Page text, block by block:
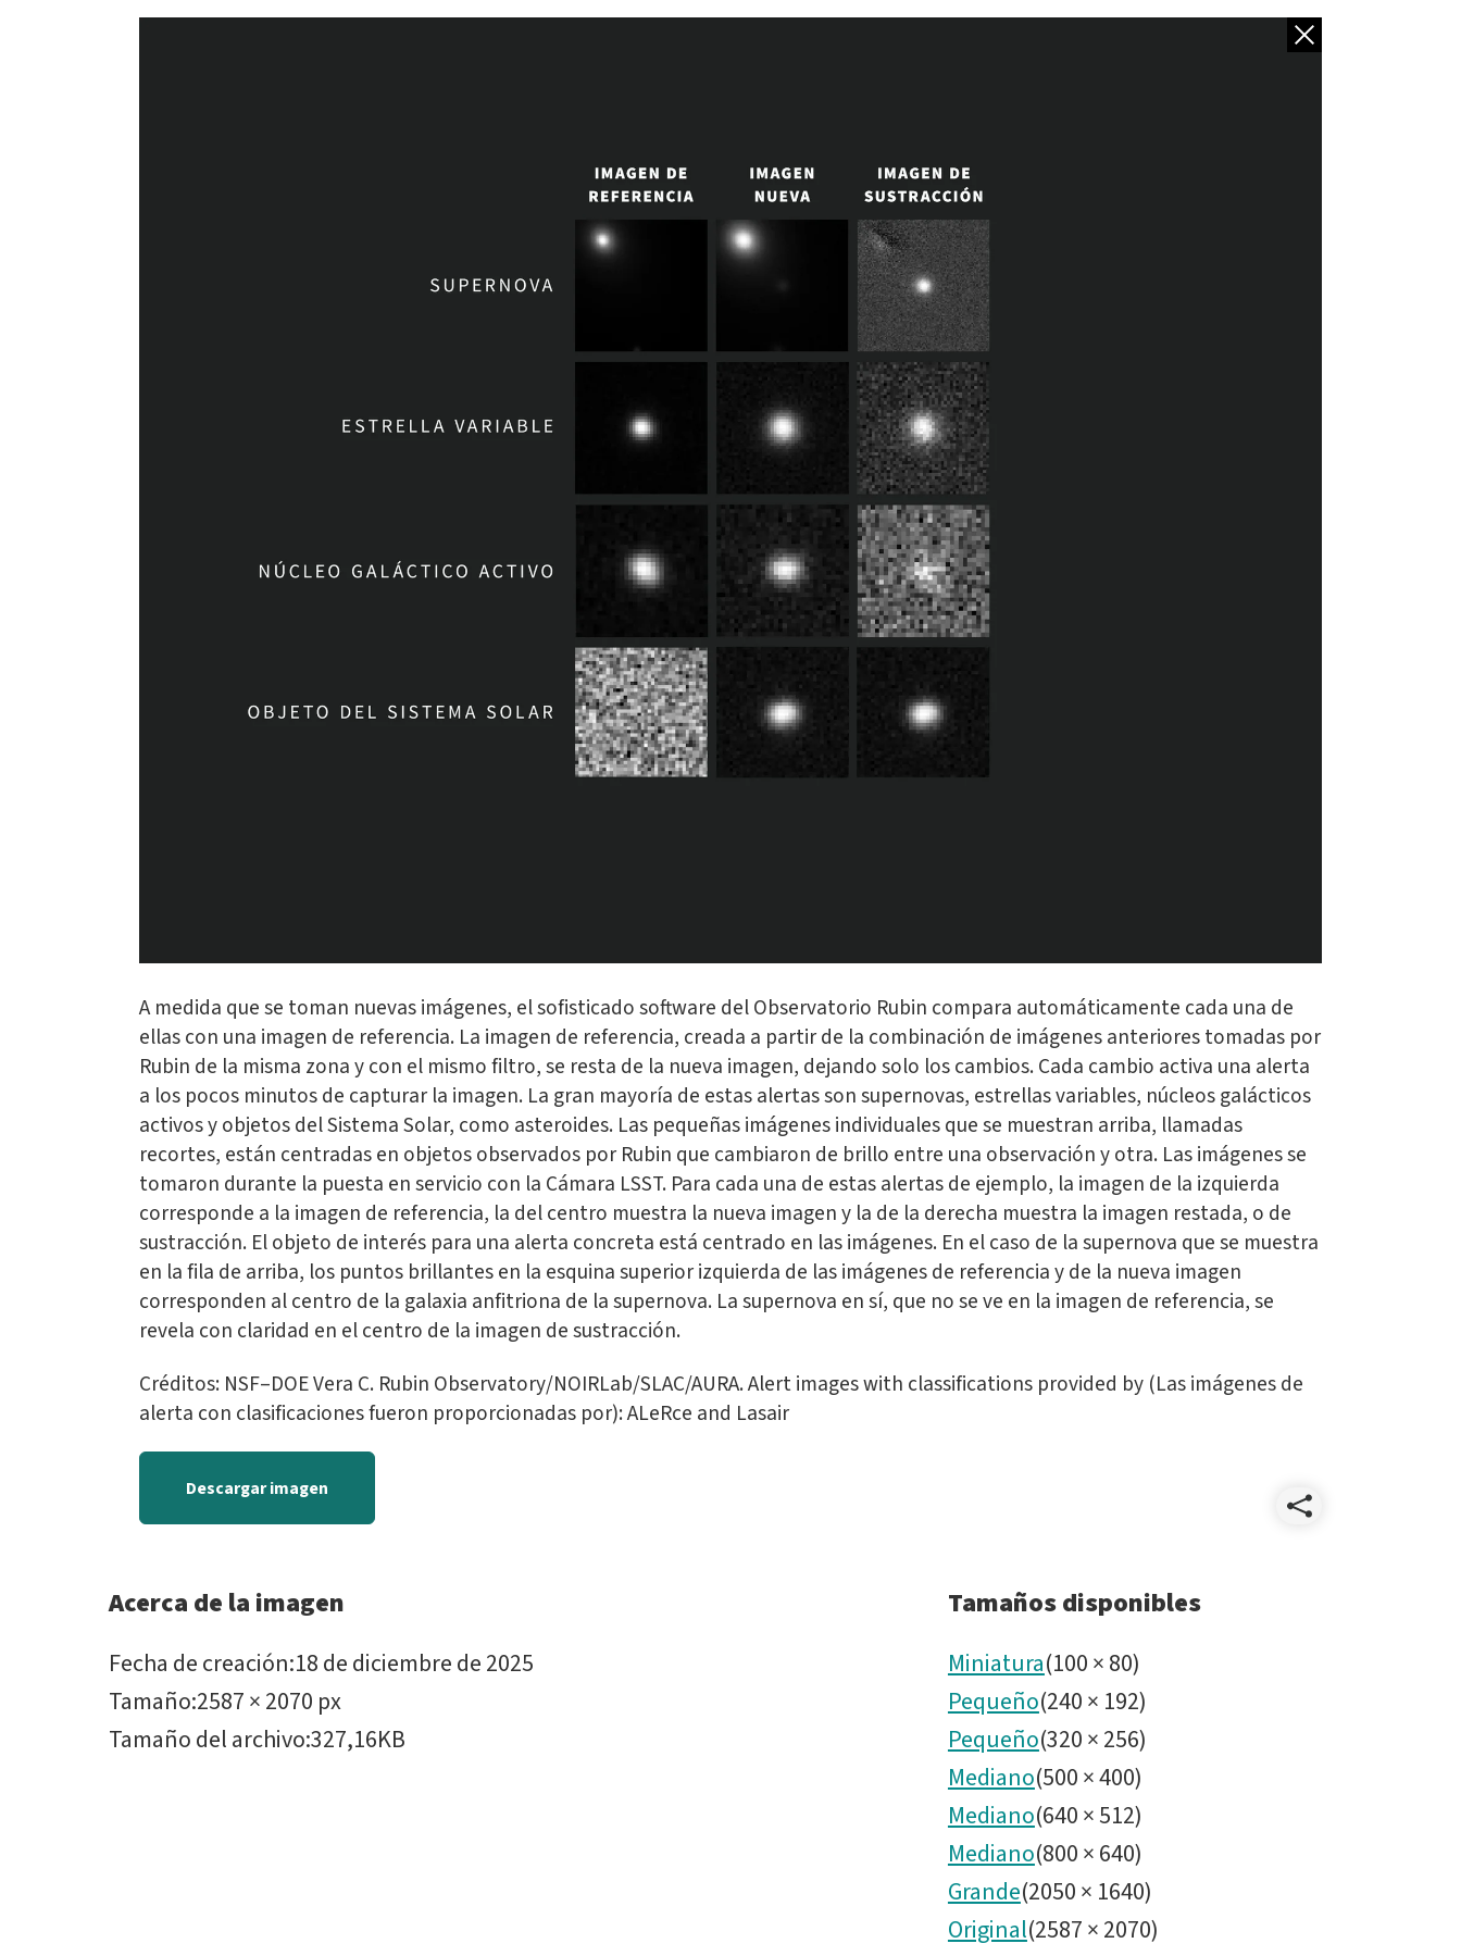
Volver a galería
A medida que se toman nuevas imágenes, el sofisticado software del Observatorio Rubin compara automáticamente cada una de
ellas con una imagen de referencia. La imagen de referencia, creada a partir de la combinación de imágenes anteriores tomadas por
Rubin de la misma zona y con el mismo filtro, se resta de la nueva imagen, dejando solo los cambios. Cada cambio activa una alerta
a los pocos minutos de capturar la imagen. La gran mayoría de estas alertas son supernovas, estrellas variables, núcleos galácticos
activos y objetos del Sistema Solar, como asteroides. Las pequeñas imágenes individuales que se muestran arriba, llamadas
recortes, están centradas en objetos observados por Rubin que cambiaron de brillo entre una observación y otra. Las imágenes se
tomaron durante la puesta en servicio con la Cámara LSST. Para cada una de estas alertas de ejemplo, la imagen de la izquierda
corresponde a la imagen de referencia, la del centro muestra la nueva imagen y la de la derecha muestra la imagen restada, o de
sustracción. El objeto de interés para una alerta concreta está centrado en las imágenes. En el caso de la supernova que se muestra
en la fila de arriba, los puntos brillantes en la esquina superior izquierda de las imágenes de referencia y de la nueva imagen
corresponden al centro de la galaxia anfitriona de la supernova. La supernova en sí, que no se ve en la imagen de referencia, se
revela con claridad en el centro de la imagen de sustracción.
Créditos: NSF–DOE Vera C. Rubin Observatory/NOIRLab/SLAC/AURA. Alert images with classifications provided by (Las imágenes de
alerta con clasificaciones fueron proporcionadas por): ALeRce and Lasair
Descargar imagen
Acerca de la imagen
Fecha de creación:18 de diciembre de 2025
Tamaño:2587 × 2070 px
Tamaño del archivo:327,16KB
Tamaños disponibles
Miniatura(100×80)
Pequeño(240× 192)
Pequeño(320×256)
Mediano(500×400)
Mediano(640×512)
Mediano(800×640)
Grande(2050× 1640)
Original(2587×2070)